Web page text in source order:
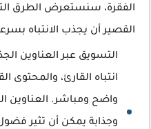
الفقرة، سنستعرض الطرق
القصير أن يجذب الانتباه
التسويق عبر العناوين
انتباه القارئ،
واضح ومباشر. العناوين
وجذابة يمكن أن تثير